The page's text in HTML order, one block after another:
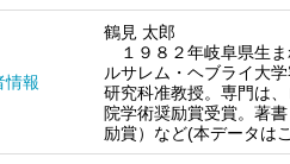
情報
鶴見 太郎
１９８２年岐阜県生ま
ルサレム・ヘブライ大
研究科准教授。専門は
院学術奨励賞受賞。著
励賞）など(本データは